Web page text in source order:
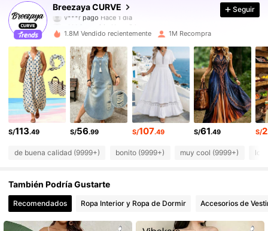
Breezaya CURVE
v***rpagóHace 1 día
e***4seguidoHace 3 horas
4.89
4.89 149K Seguidores
4.89 149K Seguidores
4.89 149K Seguidores
4.89
4.89 149K Seguidores
Seguir
1.8M Vendido recientemente 1M Recompra
S/113.49 S/56.99 S/107.49 S/61.49 S/
de buena calidad (9999+) bonito (9999+) muy cool (9999+) lo
También Podría Gustarte
Recomendados Ropa Interior y Ropa de Dormir Accesorios de